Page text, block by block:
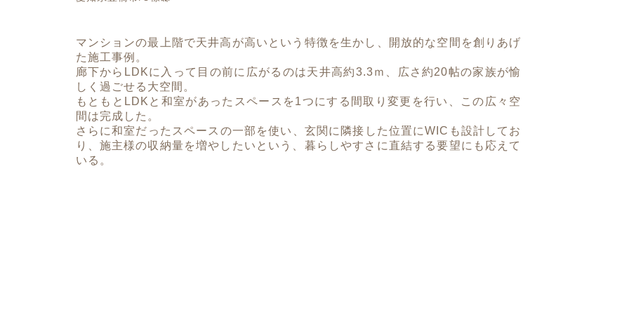
マンションの最上階で天井高が高いという特徴を生かし、開放的な空間を創りあげ
た施工事例。
廊下からLDKに入って目の前に広がるのは天井高約3.3ｍ、広さ約20帖の家族が愉
しく過ごせる大空間。
もともとLDKと和室があったスペースを1つにする間取り変更を行い、この広々空
間は完成した。
さらに和室だったスペースの一部を使い、玄関に隣接した位置にWICも設計してお
り、施主様の収納量を増やしたいという、暮らしやすさに直結する要望にも応えて
いる。